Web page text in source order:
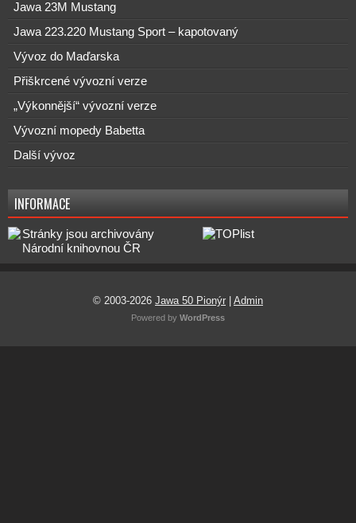
Jawa 23M Mustang
Jawa 223.220 Mustang Sport – kapotovaný
Vývoz do Maďarska
Přiškrcené vývozní verze
„Výkonnější“ vývozní verze
Vývozní mopedy Babetta
Další vývoz
INFORMACE
© 2003-2026 Jawa 50 Pionýr Admin
Powered by WordPress